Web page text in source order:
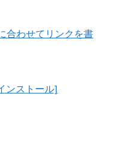
合わせてリンクを書
ンストール]